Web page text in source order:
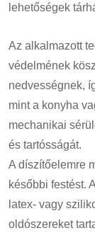
lehetőségek
Az alkalmazott
védelmének
nedvességnek,
mint a konyha
mechanikai
és tartósságát.
A díszítőelemre
későbbi festést.
latex- vagy
oldószereket